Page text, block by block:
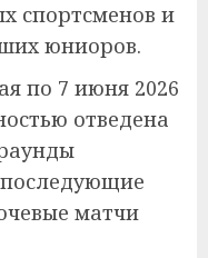
спортсменов и
юниоров.
по 7 июня 2026
отведена
матчи